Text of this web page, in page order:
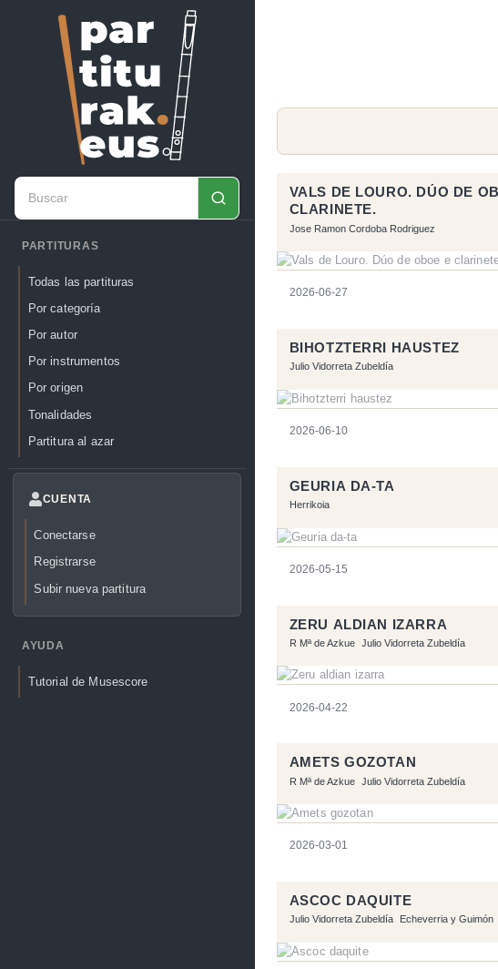
PARTITURAS
Todas las partituras
Por categoría
Por autor
Por instrumentos
Por origen
Tonalidades
Partitura al azar
CUENTA
Conectarse
Registrarse
Subir nueva partitura
AYUDA
Tutorial de Musescore
VALS DE LOURO. DÚO DE
CLARINETE.
Jose Ramon Cordoba Rodriguez
2026-06-27
BIHOTZTERRI HAUSTEZ
Julio Vidorreta Zubeldía
2026-06-10
GEURIA DA-TA
Herrikoia
2026-05-15
ZERU ALDIAN IZARRA
R Mª de Azkue Julio Vidorreta Zubeldía
2026-04-22
AMETS GOZOTAN
R Mª de Azkue Julio Vidorreta Zubeldía
2026-03-01
ASCOC DAQUITE
Julio Vidorreta Zubeldía Echeverria y Guimón